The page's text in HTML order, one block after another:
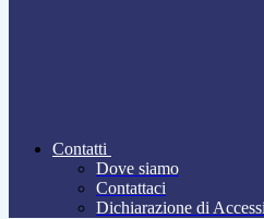
Contatti
Dove siamo
Contattaci
Dichiarazione di